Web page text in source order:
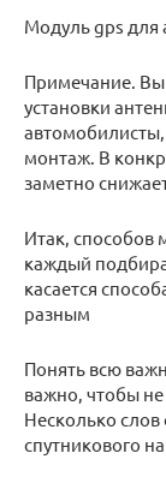
Модуль gps для
Примечание.
установки
монтаж. В
заметно
Итак, способов
каждый
касается
разным
Понять всю
важно, чтобы
Несколько
спутникового